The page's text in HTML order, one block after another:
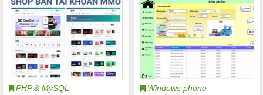
PHP & MySQL
Windows phone